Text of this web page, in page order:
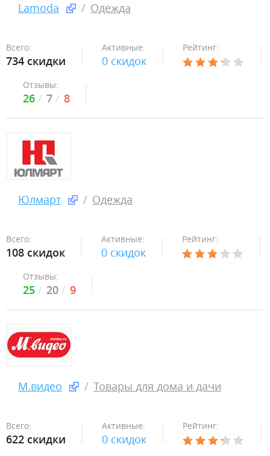
Lamoda Одежда
Всего:
734 скидки
Активные:
0 скидок
Рейтинг:
Отзывы:
26 7 8
Юлмарт Одежда
Всего:
108 скидок
Активные:
0 скидок
Рейтинг:
Отзывы:
25 20 9
М.видео Товары для дома и дачи
Всего:
622 скидки
Активные:
0 скидок
Рейтинг: